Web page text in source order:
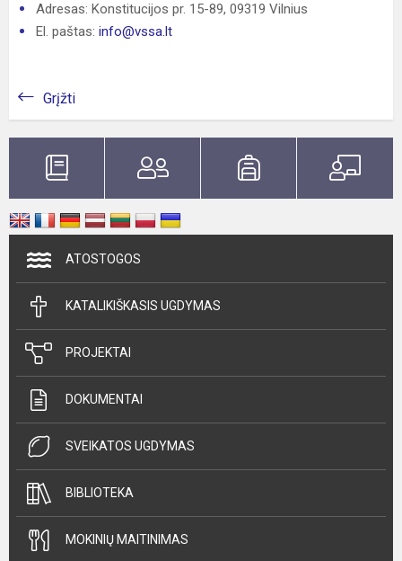
Adresas: Konstitucijos pr. 15-89, 09319 Vilnius
El. paštas: info@vssa.lt
Grįžti
ATOSTOGOS
KATALIKIŠKASIS UGDYMAS
PROJEKTAI
DOKUMENTAI
SVEIKATOS UGDYMAS
BIBLIOTEKA
MOKINIŲ MAITINIMAS